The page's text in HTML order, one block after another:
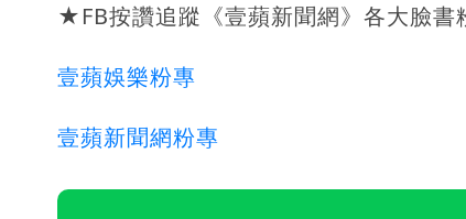
★FB按讚追蹤《壹蘋新聞網》各大臉書
壹蘋娛樂粉專
壹蘋新聞網粉專